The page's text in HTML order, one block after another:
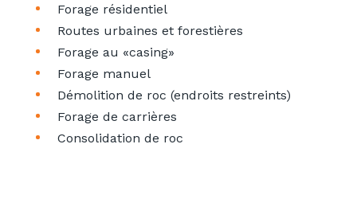
Forage résidentiel
Routes urbaines et forestières
Forage au «casing»
Forage manuel
Démolition de roc (endroits restreints)
Forage de carrières
Consolidation de roc